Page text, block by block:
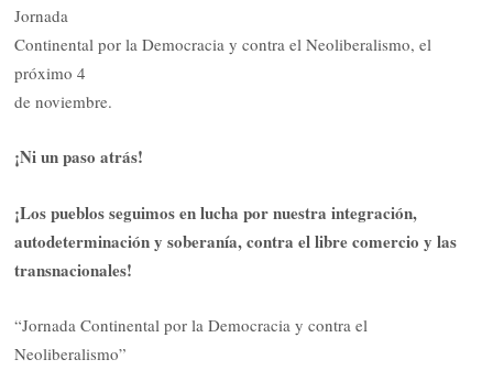
Jornada
Continental por la Democracia y contra el Neoliberalismo, el
próximo 4
de noviembre.
¡Ni un paso atrás!
¡Los pueblos seguimos en lucha por nuestra integración,
autodeterminación y soberanía, contra el libre comercio y las
transnacionales!
“Jornada Continental por la Democracia y contra el
Neoliberalismo”